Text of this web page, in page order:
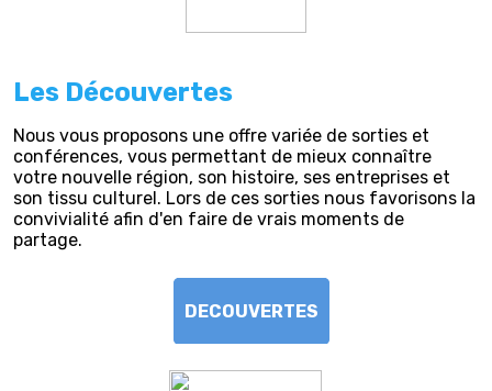
Les Découvertes
Nous vous proposons une offre variée de sorties et
conférences, vous permettant de mieux connaître
votre nouvelle région, son histoire, ses entreprises et
son tissu culturel. Lors de ces sorties nous favorisons la
convivialité afin d'en faire de vrais moments de
partage.
DECOUVERTES